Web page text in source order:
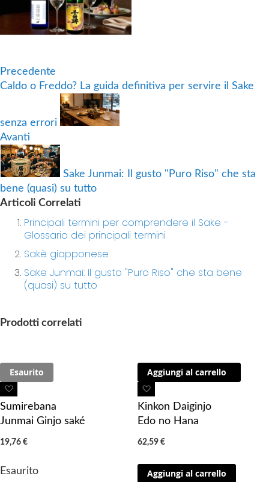
Precedente
Caldo o Freddo? La guida definitiva per servire il Sake
senza errori
Avanti
Sake Junmai: Il gusto "Puro Riso" che sta
bene (quasi) su tutto
Articoli Correlati
Principali termini per comprendere il Sake -
Glossario dei principali termini
Sakè giapponese
Sake Junmai: Il gusto "Puro Riso" che sta bene
(quasi) su tutto
Prodotti correlati
Esaurito
g
g
u
g
Sumirebana
Junmai Ginjo saké
19,76 €
Esaurito
Aggiungi al carrello
g
g
u
g
Kinkon Daiginjo
Edo no Hana
62,59 €
Aggiungi al carrello